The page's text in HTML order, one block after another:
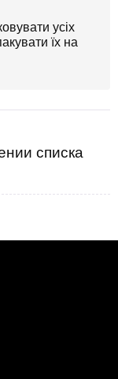
усіх
їх на
списка